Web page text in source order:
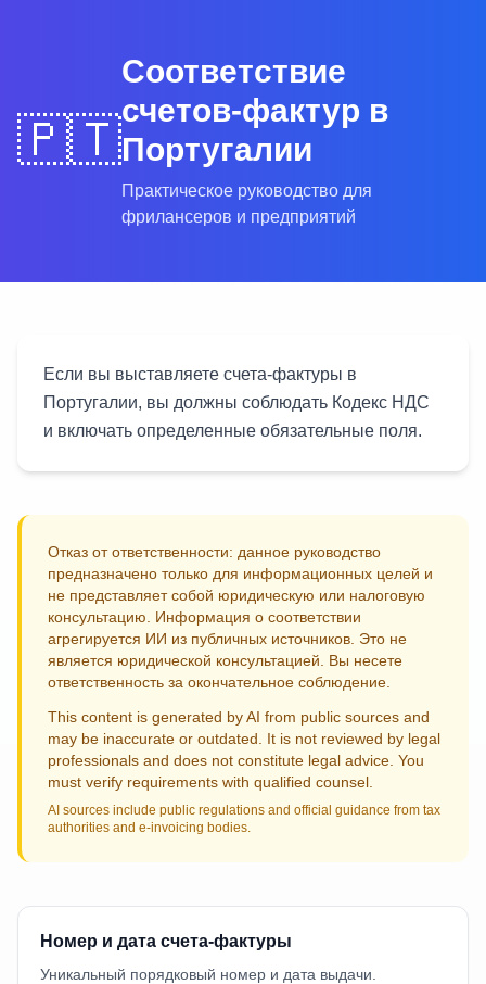
🇵🇹
Соответствие
счетов-фактур в
Португалии
Практическое руководство для
фрилансеров и предприятий
Если вы выставляете счета-фактуры в
Португалии, вы должны соблюдать Кодекс НДС
и включать определенные обязательные поля.
Отказ от ответственности: данное руководство
предназначено только для информационных целей и
не представляет собой юридическую или налоговую
консультацию. Информация о соответствии
агрегируется ИИ из публичных источников. Это не
является юридической консультацией. Вы несете
ответственность за окончательное соблюдение.
This content is generated by AI from public sources and
may be inaccurate or outdated. It is not reviewed by legal
professionals and does not constitute legal advice. You
must verify requirements with qualified counsel.
AI sources include public regulations and official guidance from tax
authorities and e-invoicing bodies.
Номер и дата счета-фактуры
Уникальный порядковый номер и дата выдачи.